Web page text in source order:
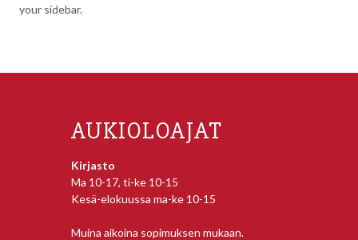
your sidebar.
AUKIOLOAJAT
Kirjasto
Ma 10-17, ti-ke 10-15
Kesä-elokuussa ma-ke 10-15
Muina aikoina sopimuksen mukaan.